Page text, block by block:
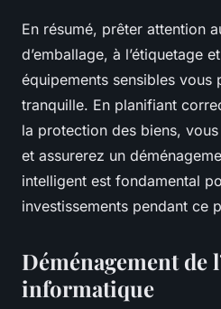
En résumé, prêter attention
d’emballage, à l’étiquetage
équipements sensibles vous
tranquille. En planifiant
la protection des biens,
et assurerez un
intelligent est fondamental
investissements pendant ce
Déménagement
informatique